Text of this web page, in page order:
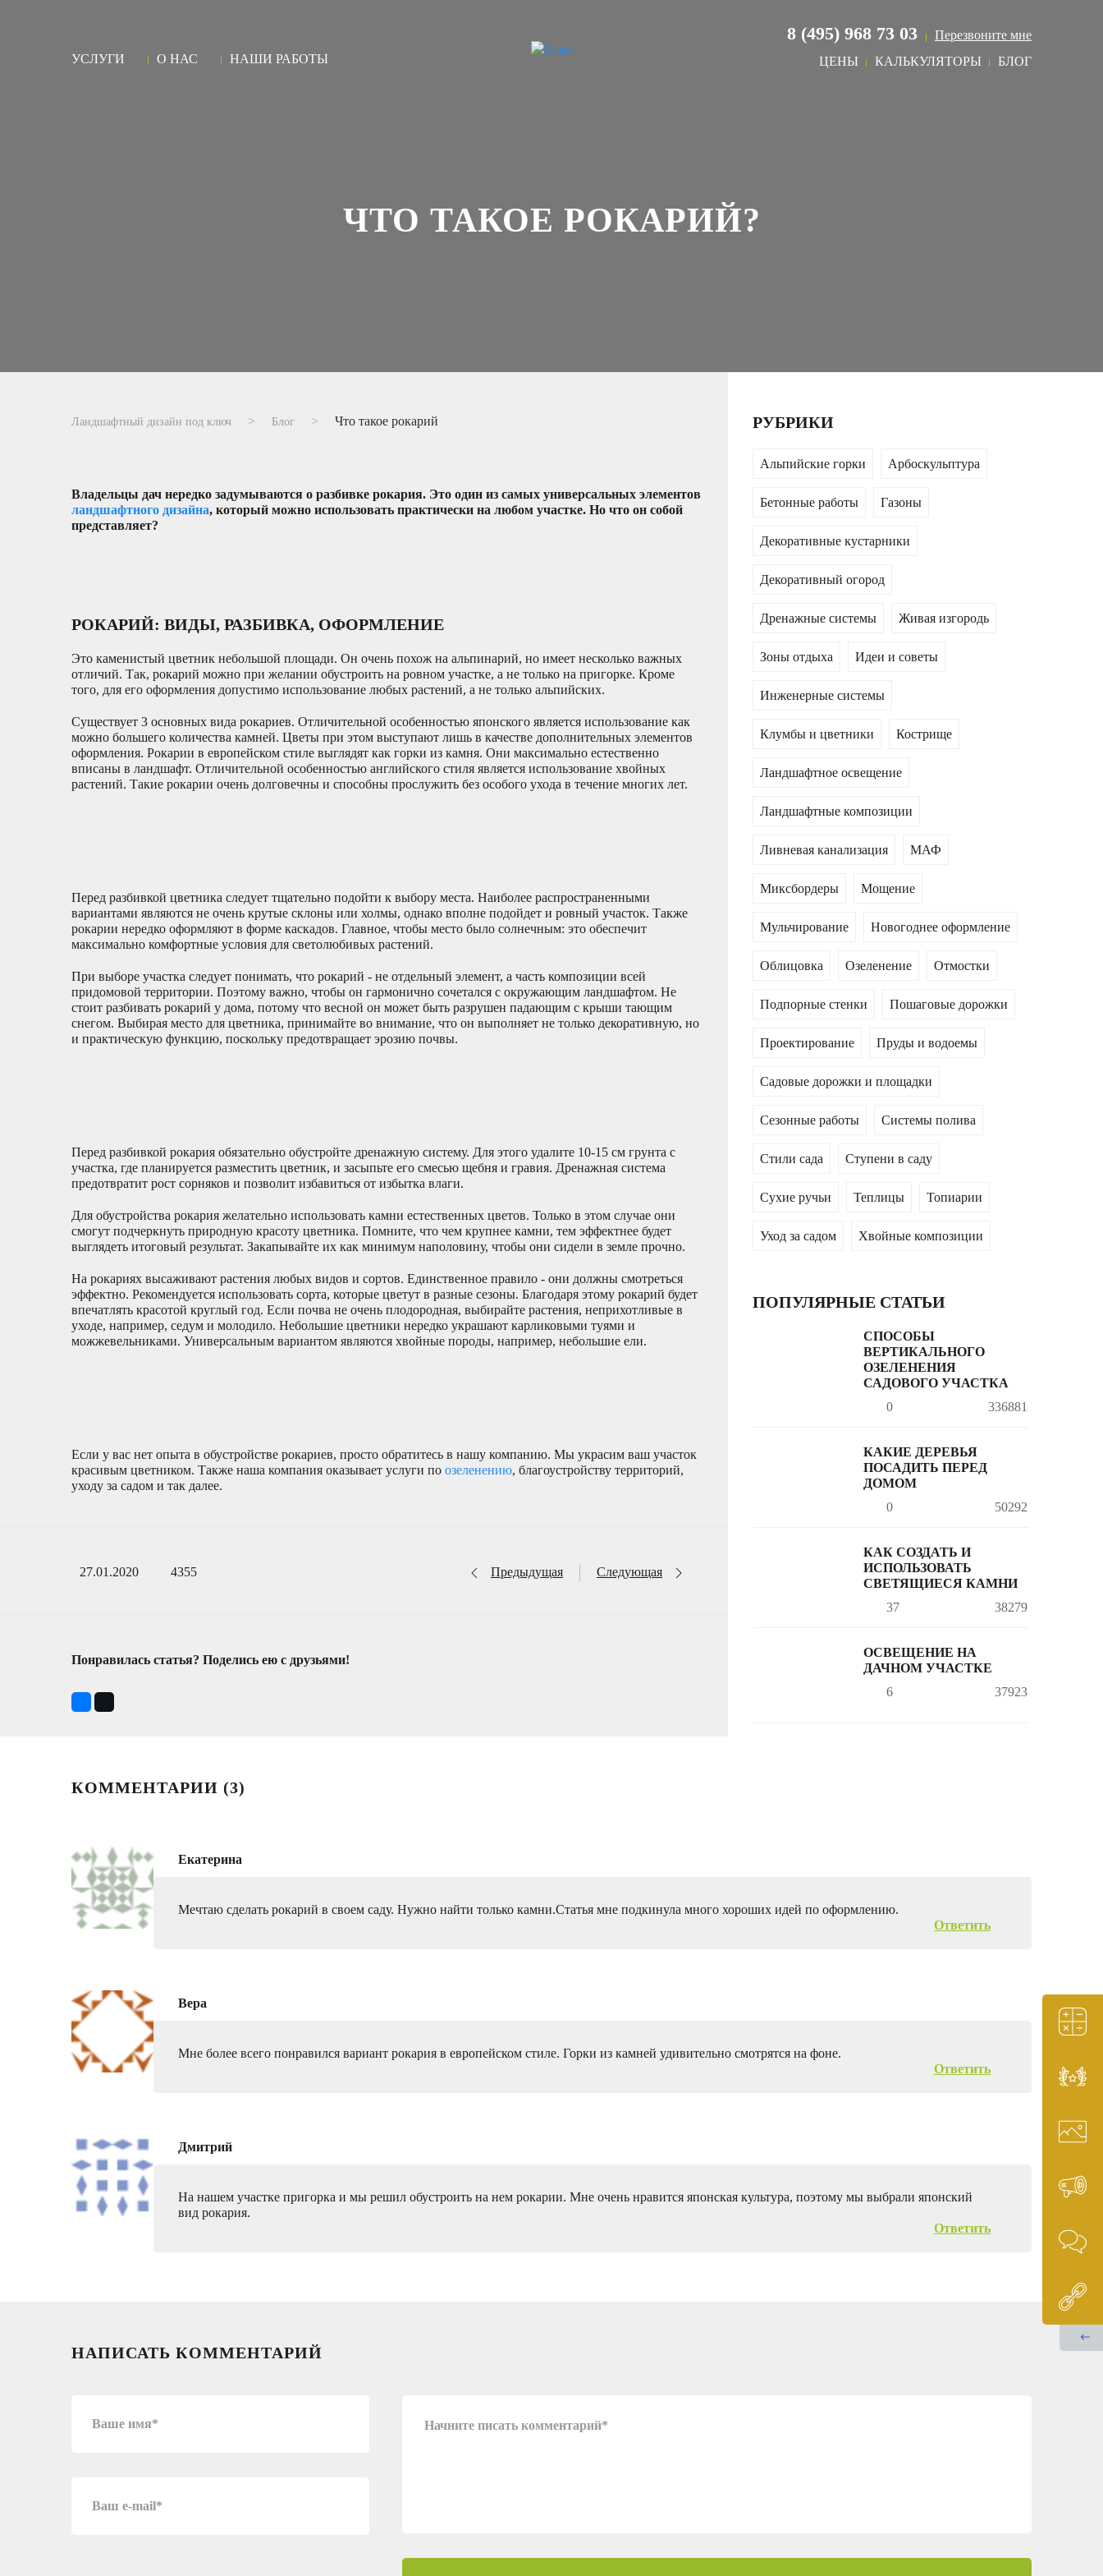
УСЛУГИ О НАС НАШИ РАБОТЫ
8 (495) 968 73 03
Перезвоните мне
ЦЕНЫ
КАЛЬКУЛЯТОРЫ БЛОГ
ЧТО ТАКОЕ РОКАРИЙ?
Ландшафтный дизайн под ключ Блог Что такое рокарий
Владельцы дач нередко задумываются о разбивке рокария. Это один из самых универсальных элементов
ландшафтного дизайна, который можно использовать практически на любом участке. Но что он собой
представляет?
РОКАРИЙ: ВИДЫ, РАЗБИВКА, ОФОРМЛЕНИЕ
Это каменистый цветник небольшой площади. Он очень похож на альпинарий, но имеет несколько важных
отличий. Так, рокарий можно при желании обустроить на ровном участке, а не только на пригорке. Кроме
того, для его оформления допустимо использование любых растений, а не только альпийских.
Существует 3 основных вида рокариев. Отличительной особенностью японского является использование как
можно большего количества камней. Цветы при этом выступают лишь в качестве дополнительных элементов
оформления. Рокарии в европейском стиле выглядят как горки из камня. Они максимально естественно
вписаны в ландшафт. Отличительной особенностью английского стиля является использование хвойных
растений. Такие рокарии очень долговечны и способны прослужить без особого ухода в течение многих лет.
Перед разбивкой цветника следует тщательно подойти к выбору места. Наиболее распространенными
вариантами являются не очень крутые склоны или холмы, однако вполне подойдет и ровный участок. Также
рокарии нередко оформляют в форме каскадов. Главное, чтобы место было солнечным: это обеспечит
максимально комфортные условия для светолюбивых растений.
При выборе участка следует понимать, что рокарий - не отдельный элемент, а часть композиции всей
придомовой территории. Поэтому важно, чтобы он гармонично сочетался с окружающим ландшафтом. Не
стоит разбивать рокарий у дома, потому что весной он может быть разрушен падающим с крыши тающим
снегом. Выбирая место для цветника, принимайте во внимание, что он выполняет не только декоративную, но
и практическую функцию, поскольку предотвращает эрозию почвы.
Перед разбивкой рокария обязательно обустройте дренажную систему. Для этого удалите 10-15 см грунта с
участка, где планируется разместить цветник, и засыпьте его смесью щебня и гравия. Дренажная система
предотвратит рост сорняков и позволит избавиться от избытка влаги.
Для обустройства рокария желательно использовать камни естественных цветов. Только в этом случае они
смогут подчеркнуть природную красоту цветника. Помните, что чем крупнее камни, тем эффектнее будет
выглядеть итоговый результат. Закапывайте их как минимум наполовину, чтобы они сидели в земле прочно.
На рокариях высаживают растения любых видов и сортов. Единственное правило - они должны смотреться
эффектно. Рекомендуется использовать сорта, которые цветут в разные сезоны. Благодаря этому рокарий будет
впечатлять красотой круглый год. Если почва не очень плодородная, выбирайте растения, неприхотливые в
уходе, например, седум и молодило. Небольшие цветники нередко украшают карликовыми туями и
можжевельниками. Универсальным вариантом являются хвойные породы, например, небольшие ели.
Если у вас нет опыта в обустройстве рокариев, просто обратитесь в нашу компанию. Мы украсим ваш участок
красивым цветником. Также наша компания оказывает услуги по озеленению, благоустройству территорий,
уходу за садом и так далее.
27.01.2020 4355 Предыдущая Следующая
Понравилась статья? Поделись ею с друзьями!
РУБРИКИ
Альпийские горки Арбоскульптура
Бетонные работы Газоны
Декоративные кустарники
Декоративный огород
Дренажные системы Живая изгородь
Зоны отдыха Идеи и советы
Инженерные системы
Клумбы и цветники Кострище
Ландшафтное освещение
Ландшафтные композиции
Ливневая канализация МАФ
Миксбордеры Мощение
Мульчирование Новогоднее оформление
Облицовка Озеленение Отмостки
Подпорные стенки Пошаговые дорожки
Проектирование Пруды и водоемы
Садовые дорожки и площадки
Сезонные работы Системы полива
Стили сада Ступени в саду
Сухие ручьи Теплицы Топиарии
Уход за садом Хвойные композиции
ПОПУЛЯРНЫЕ СТАТЬИ
СПОСОБЫ
ВЕРТИКАЛЬНОГО
ОЗЕЛЕНЕНИЯ
САДОВОГО УЧАСТКА
0
336881
КАКИЕ ДЕРЕВЬЯ
ПОСАДИТЬ ПЕРЕД
ДОМОМ
0
50292
КАК СОЗДАТЬ И
ИСПОЛЬЗОВАТЬ
СВЕТЯЩИЕСЯ КАМНИ
37
38279
ОСВЕЩЕНИЕ НА
ДАЧНОМ УЧАСТКЕ
6
37923
КОММЕНТАРИИ (3)
Екатерина
Мечтаю сделать рокарий в своем саду. Нужно найти только камни.Статья мне подкинула много хороших идей по оформлению.
Ответить
Вера
Мне более всего понравился вариант рокария в европейском стиле. Горки из камней удивительно смотрятся на фоне.
Ответить
Дмитрий
На нашем участке пригорка и мы решил обустроить на нем рокарии. Мне очень нравится японская культура, поэтому мы выбрали японский
вид рокария.
Ответить
НАПИСАТЬ КОММЕНТАРИЙ